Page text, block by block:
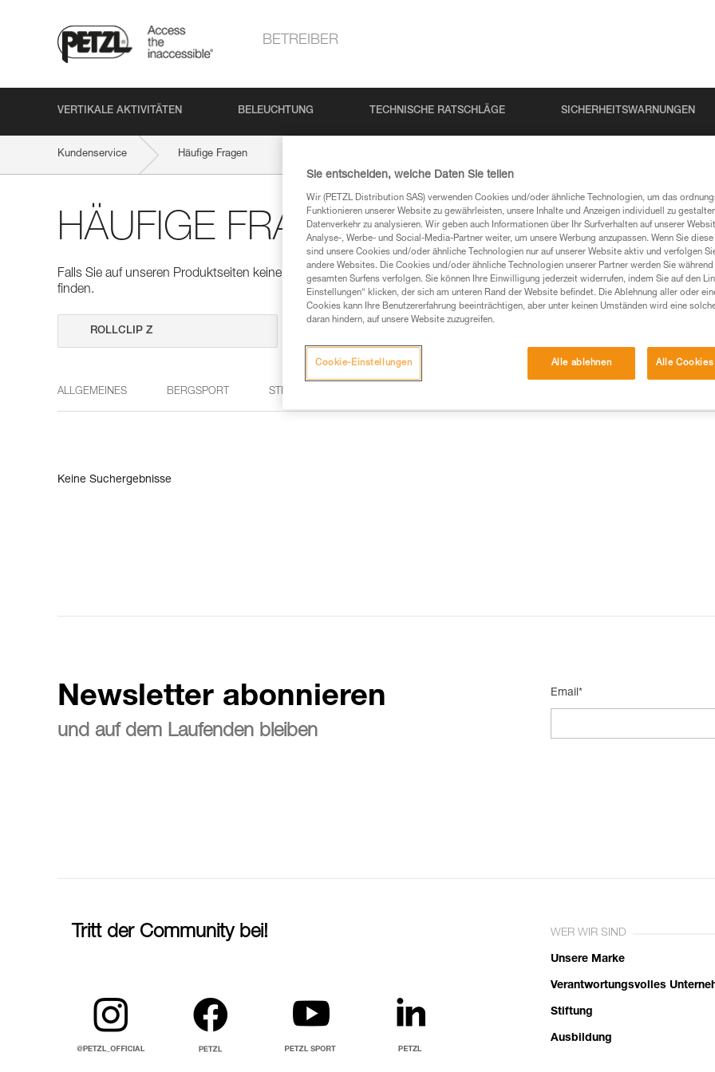
BETREIBER
VERTIKALE AKTIVITÄTEN BELEUCHTUNG TECHNISCHE RATSCHLÄGE SICHERHEITSWARNUNGEN
Kundenservice Häufige Fragen
HÄUFIGE FRAGEN
Falls Sie auf unseren Produktseiten keine Antworten auf Ihre Fragen gefunden haben, sollten Sie sie hier
finden.
ALLGEMEINES BERGSPORT STIRNLAMPEN
Keine Suchergebnisse
Newsletter abonnieren
und auf dem Laufenden bleiben
Email*
Tritt der Community bei! WER WIR SIND
Unsere Marke
Verantwortungsvolles
Stiftung
Ausbildung
Sie entscheiden, welche Daten Sie teilen
Wir (PETZL Distribution SAS) verwenden Cookies und/oder ähnliche Technologien, um das
Funktionieren unserer Website zu gewährleisten, unsere Inhalte und Anzeigen individuell zu
Datenverkehr zu analysieren. Wir geben auch Informationen über Ihr Surfverhalten auf unserer
Analyse-, Werbe- und Social-Media-Partner weiter, um unsere Werbung anzupassen. Wenn Sie
sind unsere Cookies und/oder ähnliche Technologien nur auf unserer Website aktiv und verfolgen
andere Websites. Die Cookies und/oder ähnliche Technologien unserer Partner werden Sie während
gesamten Surfens verfolgen. Sie können Ihre Einwilligung jederzeit widerrufen, indem Sie auf den
Einstellungen“ klicken, der sich am unteren Rand der Website befindet. Die Ablehnung aller oder
Cookies kann Ihre Benutzererfahrung beeinträchtigen, aber unter keinen Umständen wird eine
daran hindern, auf unsere Website zuzugreifen.
Alle ablehnen Alle Cookies
Cookie-Einstellungen